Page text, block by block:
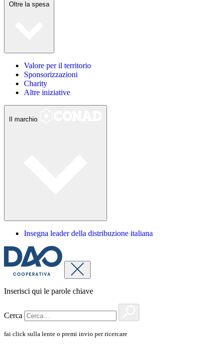
Oltre la spesa
Valore per il territorio
Sponsorizzazioni
Charity
Altre iniziative
Il marchio
Insegna leader della distribuzione italiana
Inserisci qui le parole chiave
Cerca
fai click sulla lente o premi invio per ricercare